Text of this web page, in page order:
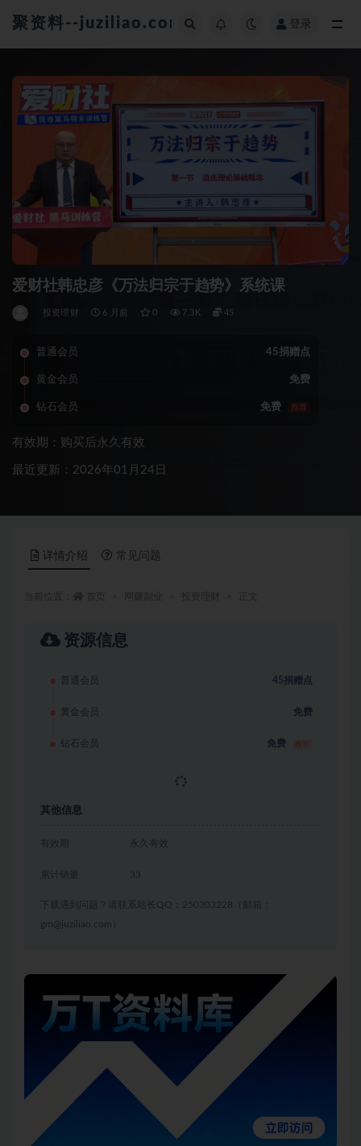
聚资料--juziliao.com--全网资料整合平台
登录
爱财社韩忠彦《万法归宗于趋势》系统课
投资理财 6 月前 0 7.3K 45
普通会员 45捐赠点
黄金会员 免费
钻石会员 免费 推荐
有效期：购买后永久有效
最近更新：2026年01月24日
详情介绍 常见问题
资源信息
普通会员 45捐赠点
黄金会员 免费
钻石会员 免费
其他信息
有效期 永久有效
累计销量 33
下载遇到问题？请联系站长QQ：250303228（邮箱：
gm@juziliao.com）